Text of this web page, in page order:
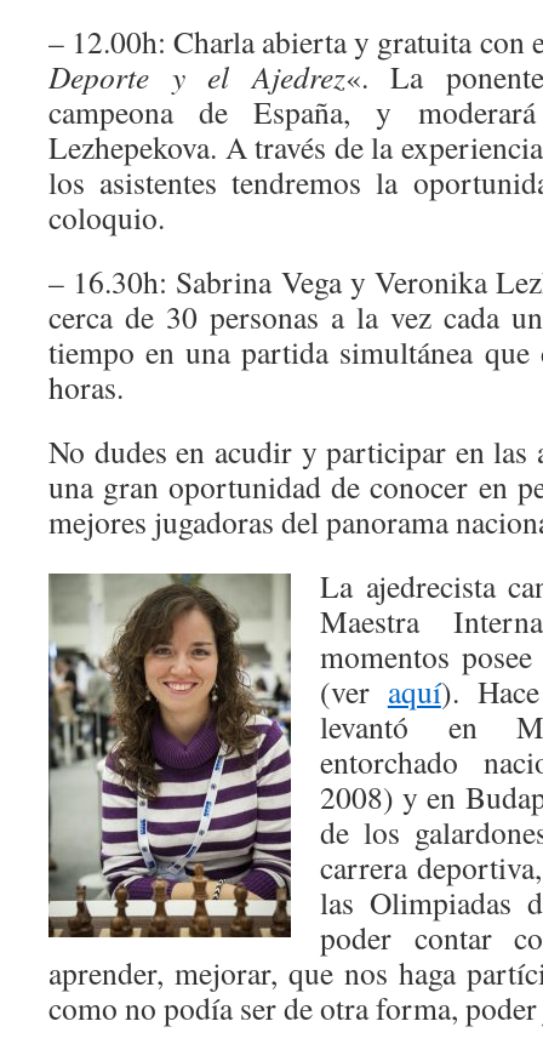
– 12.00h: Charla abierta y gratuita con
Deporte y el Ajedrez«. La
campeona de España, y
Lezhepekova. A través de la
los asistentes tendremos la
coloquio.
– 16.30h: Sabrina Vega y Veronika
cerca de 30 personas a la vez cada
tiempo en una partida simultánea que
horas.
No dudes en acudir y participar en las
una gran oportunidad de conocer en
mejores jugadoras del panorama
La ajedrecista
Maestra
momentos
(ver aquí).
levantó en
entorchado
2008) y en
de los
carrera
las Olimpiadas
poder contar
aprender, mejorar, que nos haga
como no podía ser de otra forma,